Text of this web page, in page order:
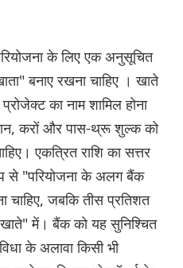
के लिए एक अनुसूचित
बनाए रखना चाहिए । खाते
का नाम शामिल होना
करों और पास-थ्रू शुल्क को
एकत्रित राशि का सत्तर
से "परियोजना के अलग बैंक
चाहिए, जबकि तीस प्रतिशत
में। बैंक को यह सुनिश्चित
के अलावा किसी भी